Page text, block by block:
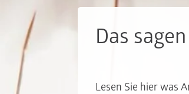
Das
Lesen Sie hier was